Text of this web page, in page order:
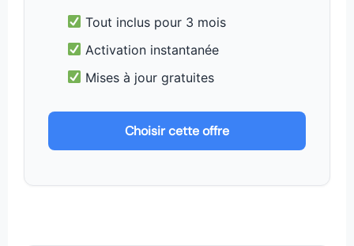
Tout inclus pour 3 mois
Activation instantanée
Mises à jour gratuites
Choisir cette offre